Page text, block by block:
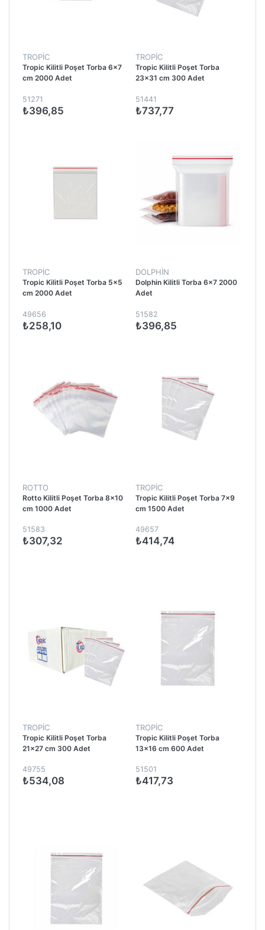
TROPİC
Tropic Kilitli Poşet Torba 6x7
cm 2000 Adet
51271
₺396,85
TROPİC
Tropic Kilitli Poşet Torba
23x31 cm 300 Adet
51441
₺737,77
TROPİC
Tropic Kilitli Poşet Torba 5x5
cm 2000 Adet
49656
₺258,10
DOLPHİN
Dolphin Kilitli Torba 6x7 2000
Adet
51582
₺396,85
ROTTO
Rotto Kilitli Poşet Torba 8x10
cm 1000 Adet
51583
₺307,32
TROPİC
Tropic Kilitli Poşet Torba 7x9
cm 1500 Adet
49657
₺414,74
TROPİC
Tropic Kilitli Poşet Torba
21x27 cm 300 Adet
49755
₺534,08
TROPİC
Tropic Kilitli Poşet Torba
13x16 cm 600 Adet
51501
₺417,73